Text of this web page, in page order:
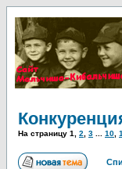
На страницу 1 2 3 10